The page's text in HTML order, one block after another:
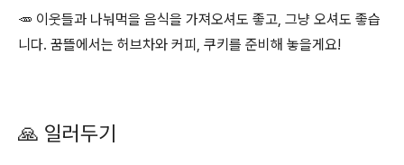
🥕 이웃들과 나눠먹을 음식을 가져오셔도 좋고, 그냥 오셔도 좋습
니다. 꿈뜰에서는 허브차와 커피, 쿠키를 준비해 놓을게요!
🙏 일러두기